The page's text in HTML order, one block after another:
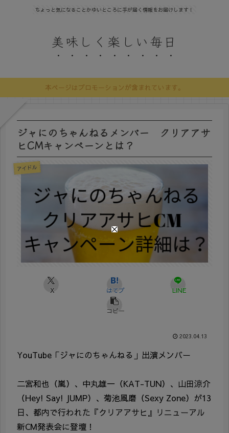
ちょっと気になることかゆいところに手が届く情報をお届けします！
美味しく楽しい毎日
本ページはプロモーションが含まれています。
ジャにのちゃんねるメンバー クリアアサ
ヒCMキャンペーンとは？
アイドル
X はてブ LINE
コピー
2023.04.13
YouTube「ジャにのちゃんねる」出演メンバー
二宮和也（嵐）、中丸雄一（KAT-TUN）、山田涼介
（Hey! Say! JUMP）、菊池風磨（Sexy Zone）が13
日、都内で行われた『クリアアサヒ』リニューアル
新CM発表会に登壇！